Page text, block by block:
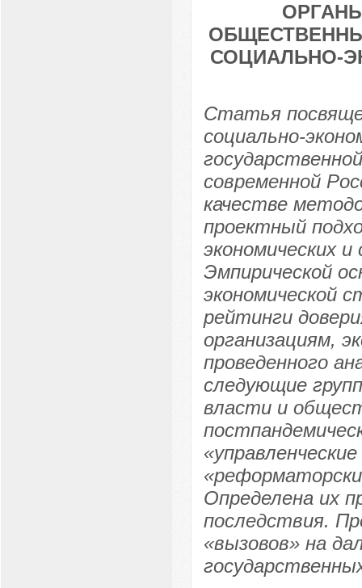
СОЦИАЛЬНО-
Статья
социально-
современной
качестве
проектный
экономических
Эмпирической
экономической
рейтинги
организациям,
проведенного
следующие
власти и
Определена их
последствия.
«вызовов» на